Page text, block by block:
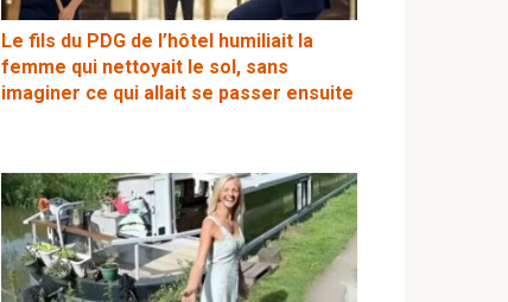
Le fils du PDG de l’hôtel humiliait la
femme qui nettoyait le sol, sans
imaginer ce qui allait se passer ensuite